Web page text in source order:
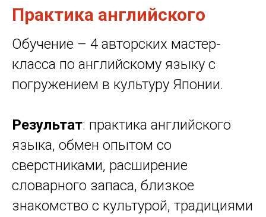
Практика английского
Обучение – 4 авторских мастер-
класса по английскому языку с
погружением в культуру Японии.
Результат: практика английского
языка, обмен опытом со
сверстниками, расширение
словарного запаса, близкое
знакомство с культурой, традициями